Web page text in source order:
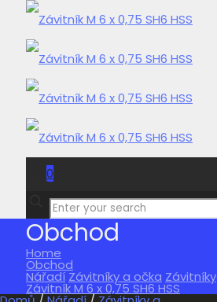
0
0,00 Kč
Obchod
Home
Obchod
Nářadí Závitníky a očka Závitníky
Závitník M 6 x 0,75 SH6 HSS